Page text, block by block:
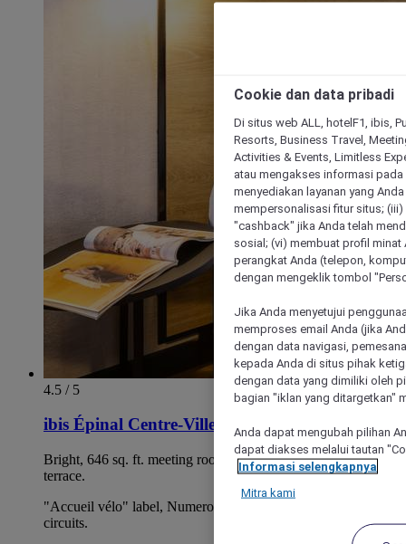
4.5 / 5
ibis Épinal Centre-Ville
Bright, 646 sq. ft. meeting room with A/C that overlooks our
terrace.
"Accueil vélo" label, Numerous hiking and mountain biking
circuits.
Cookie dan data pribadi
Di situs web ALL, hotelF1, ibis,
Resorts, Business Travel,
Activities & Events, Limitless
atau mengakses informasi
menyediakan layanan yang
mempersonalisasi fitur situs;
"cashback" jika Anda telah
sosial; (vi) membuat profil
perangkat Anda (telepon,
dengan mengeklik tombol
Jika Anda menyetujui
memproses email Anda (jika
dengan data navigasi,
kepada Anda di situs pihak
dengan data yang dimiliki oleh
bagian "iklan yang ditargetkan"
Anda dapat mengubah pilihan
dapat diakses melalui tautan
Informasi selengkapnya
Mitra kami